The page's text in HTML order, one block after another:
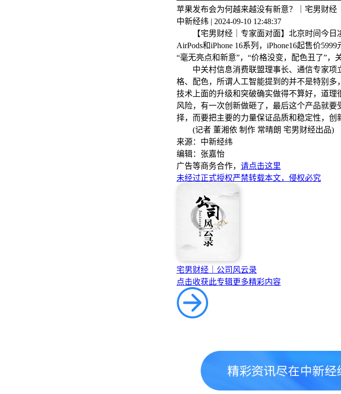
苹果发布会为何越来越没有新意？｜宅男财经
中新经纬 | 2024-09-10 12:48:37
【宅男财经｜专家面对面】北京时间今日
AirPods和iPhone 16系列，iPhone16起售价
“毫无亮点和新意”，“价格没变，配色丑了”，
中关村信息消费联盟理事长、通信专家项
格、配色，所谓人工智能提到的并不是特别
技术上面的升级和突破确实做得不算好，道
风险，有一次创新做砸了，最后这个产品就
择，而要把主要的力量保证品质和稳定性，创
(记者 董湘依 制作 常晴朗 宅男财经出品)
来源：中新经纬
编辑：张嘉怡
广告等商务合作， 请点击这里
未经过正式授权严禁转载本文，侵权必究
宅男财经｜公司风云录
点击收获此专辑更多精彩内容